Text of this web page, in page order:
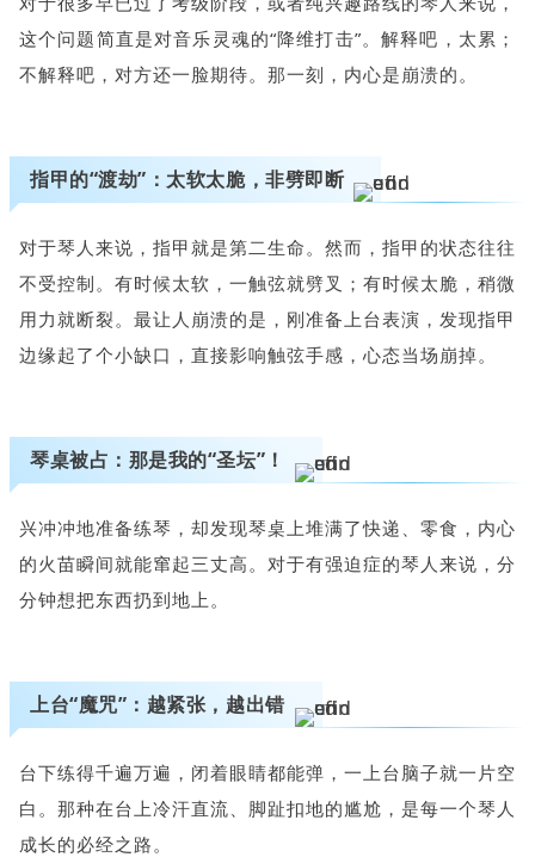
这个问题简直是对音乐灵魂的“降维打击”。解释吧，太累；
不解释吧，对方还一脸期待。那一刻，内心是崩溃的。
指甲的“渡劫”：太软太脆，非劈即断
对于琴人来说，指甲就是第二生命。然而，指甲的状态往往
不受控制。有时候太软，一触弦就劈叉；有时候太脆，稍微
用力就断裂。最让人崩溃的是，刚准备上台表演，发现指甲
边缘起了个小缺口，直接影响触弦手感，心态当场崩掉。
琴桌被占：那是我的“圣坛”！
兴冲冲地准备练琴，却发现琴桌上堆满了快递、零食，内心
的火苗瞬间就能窜起三丈高。对于有强迫症的琴人来说，分
分钟想把东西扔到地上。
上台“魔咒”：越紧张，越出错
台下练得千遍万遍，闭着眼睛都能弹，一上台脑子就一片空
白。那种在台上冷汗直流、脚趾扣地的尴尬，是每一个琴人
成长的必经之路。